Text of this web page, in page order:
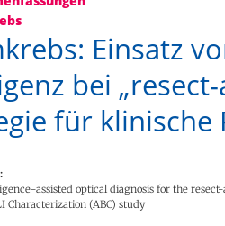
Einsatz
bei
für klinische
assisted optical diagnosis for the
Characterization (ABC) study